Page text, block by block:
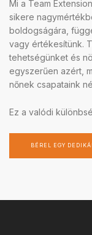
Mi a Team
sikere
boldogságára,
vagy értékesítünk.
tehetségünket és
egyszerűen azért,
nőnek csapataink
Ez a valódi
BÉREL EGY